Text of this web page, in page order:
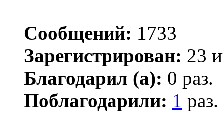
Сообщений: 1733
Зарегистрирован: 23
Благодарил (а): 0 раз.
Поблагодарили: 1 раз.